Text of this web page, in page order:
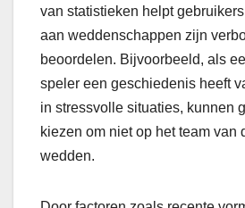
van statistieken helpt
aan weddenschappen zijn
beoordelen. Bijvoorbeeld, als
speler een geschiedenis heeft
in stressvolle situaties, kunnen
kiezen om niet op het team van
wedden.